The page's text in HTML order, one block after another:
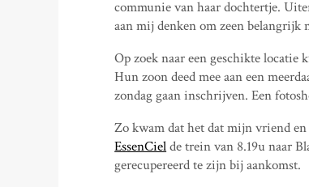
communie van haar dochtertje.
aan mij denken om zeen belangrijk
Op zoek naar een geschikte
Hun zoon deed mee aan een
zondag gaan inschrijven. Een
Zo kwam dat het dat mijn vriend
EssenCielde trein van 8.19u naar
gerecupereerd te zijn bij aankomst.